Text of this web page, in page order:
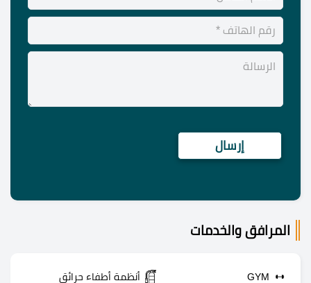
المرافق والخدمات
GYM أنظمة أطفاء حرائق